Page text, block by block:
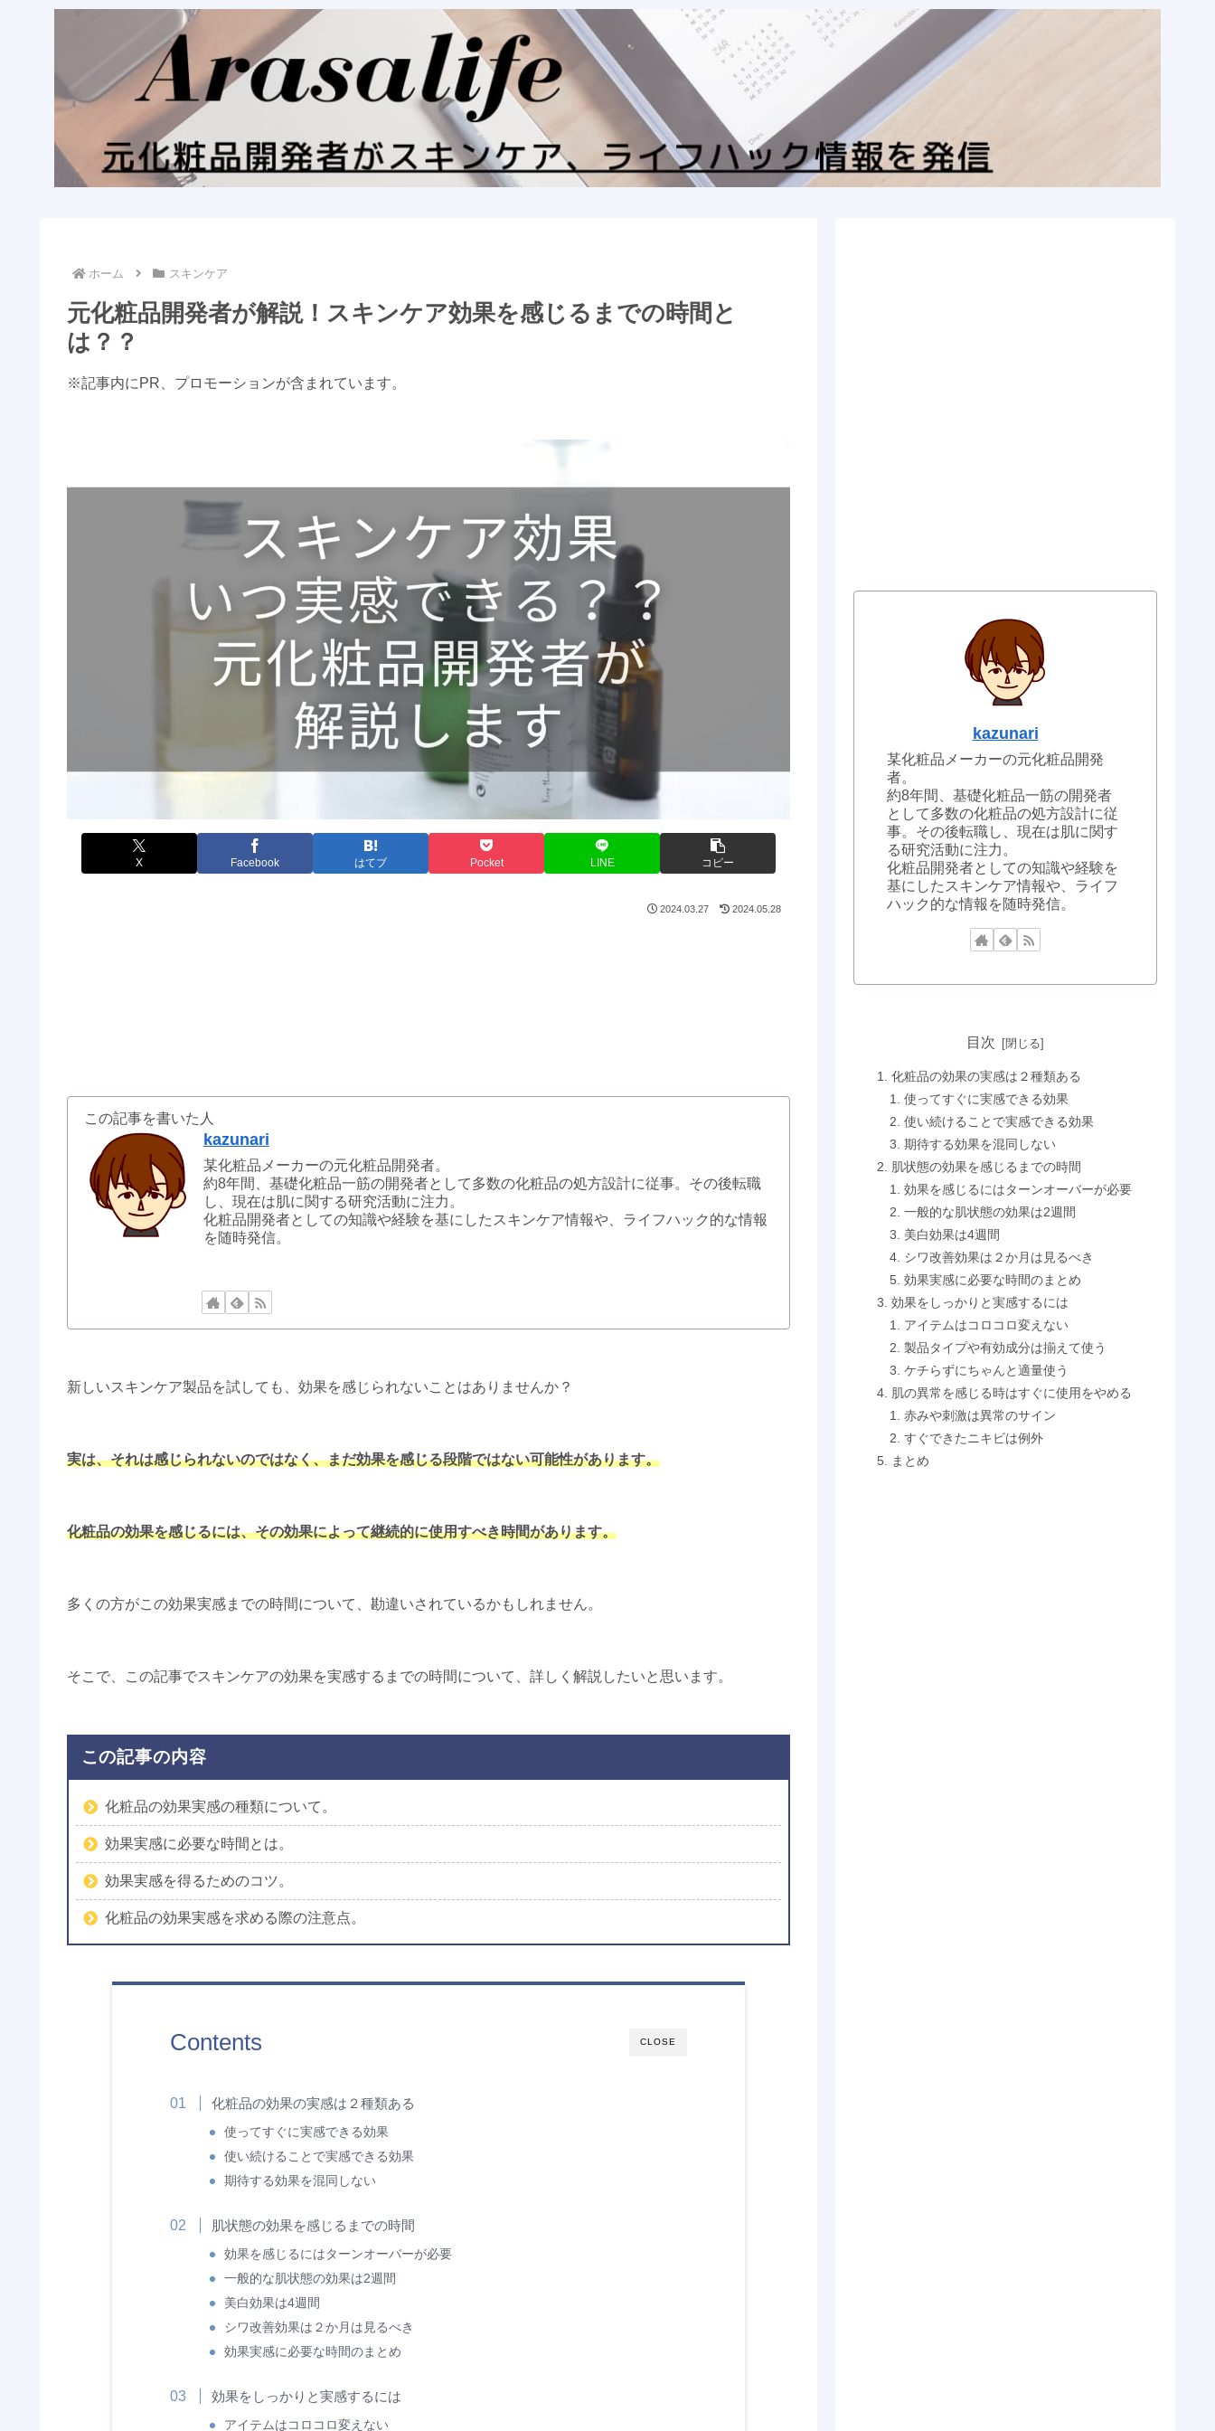
ホーム スキンケア
元化粧品開発者が解説！スキンケア効果を感じるまでの時間と
は？？
※記事内にPR、プロモーションが含まれています。
X Facebook はてブ Pocket LINE コピー
2024.03.27 2024.05.28
この記事を書いた人
kazunari
某化粧品メーカーの元化粧品開発者。
約8年間、基礎化粧品一筋の開発者として多数の化粧品の処方設計に従事。その後転職
し、現在は肌に関する研究活動に注力。
化粧品開発者としての知識や経験を基にしたスキンケア情報や、ライフハック的な情報
を随時発信。
新しいスキンケア製品を試しても、効果を感じられないことはありませんか？
実は、それは感じられないのではなく、まだ効果を感じる段階ではない可能性があります。
化粧品の効果を感じるには、その効果によって継続的に使用すべき時間があります。
多くの方がこの効果実感までの時間について、勘違いされているかもしれません。
そこで、この記事でスキンケアの効果を実感するまでの時間について、詳しく解説したいと思います。
この記事の内容
化粧品の効果実感の種類について。
効果実感に必要な時間とは。
効果実感を得るためのコツ。
化粧品の効果実感を求める際の注意点。
CLOSE
Contents
化粧品の効果の実感は２種類ある
使ってすぐに実感できる効果
使い続けることで実感できる効果
期待する効果を混同しない
肌状態の効果を感じるまでの時間
効果を感じるにはターンオーバーが必要
一般的な肌状態の効果は2週間
美白効果は4週間
シワ改善効果は２か月は見るべき
効果実感に必要な時間のまとめ
効果をしっかりと実感するには
アイテムはコロコロ変えない
kazunari
某化粧品メーカーの元化粧品開発
者。
約8年間、基礎化粧品一筋の開発者
として多数の化粧品の処方設計に従
事。その後転職し、現在は肌に関す
る研究活動に注力。
化粧品開発者としての知識や経験を
基にしたスキンケア情報や、ライフ
ハック的な情報を随時発信。
目次
化粧品の効果の実感は２種類ある
使ってすぐに実感できる効果
使い続けることで実感できる効果
期待する効果を混同しない
肌状態の効果を感じるまでの時間
効果を感じるにはターンオーバーが必要
一般的な肌状態の効果は2週間
美白効果は4週間
シワ改善効果は２か月は見るべき
効果実感に必要な時間のまとめ
効果をしっかりと実感するには
アイテムはコロコロ変えない
製品タイプや有効成分は揃えて使う
ケチらずにちゃんと適量使う
肌の異常を感じる時はすぐに使用をやめる
赤みや刺激は異常のサイン
すぐできたニキビは例外
まとめ